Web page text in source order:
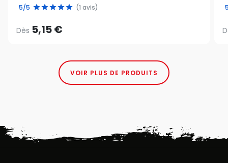
5/5 (1 avis)
Dès 5,15 €
VOIR PLUS DE PRODUITS